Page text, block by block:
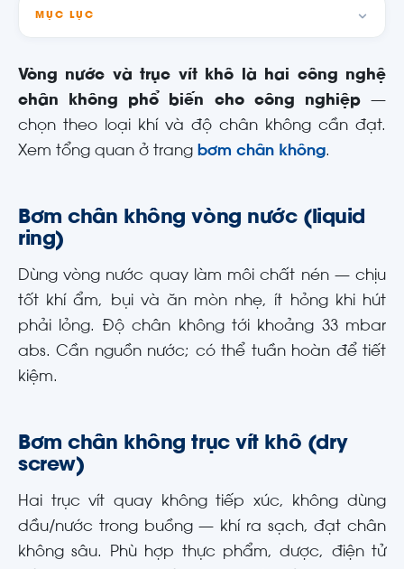
MỤC LỤC
Vòng nước và trục vít khô là hai công nghệ
chân không phổ biến cho công nghiệp—
chọn theo loại khí và độ chân không cần đạt.
Xem tổng quan ở trang bơm chân không.
Bơm chân không vòng nước (liquid
ring)
Dùng vòng nước quay làm môi chất nén — chịu
tốt khí ẩm, bụi và ăn mòn nhẹ, ít hỏng khi hút
phải lỏng. Độ chân không tới khoảng 33 mbar
abs. Cần nguồn nước; có thể tuần hoàn để tiết
kiệm.
Bơm chân không trục vít khô (dry
screw)
Hai trục vít quay không tiếp xúc, không dùng
dầu/nước trong buồng — khí ra sạch, đạt chân
không sâu. Phù hợp thực phẩm, dược, điện tử